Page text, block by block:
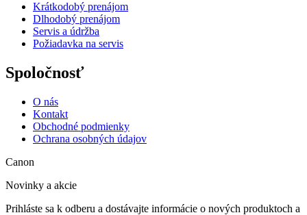
Krátkodobý prenájom
Dlhodobý prenájom
Servis a údržba
Požiadavka na servis
Spoločnosť
O nás
Kontakt
Obchodné podmienky
Ochrana osobných údajov
Canon
Novinky a akcie
Prihláste sa k odberu a dostávajte informácie o nových produktoch a